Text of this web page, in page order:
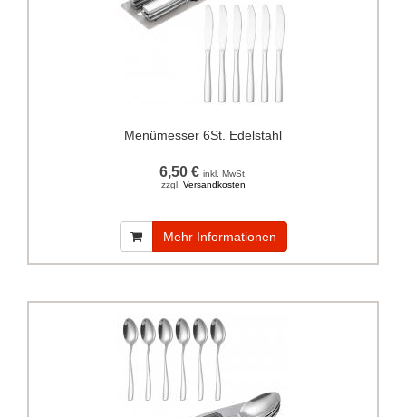
Menümesser 6St. Edelstahl
6,50 € inkl. MwSt.
zzgl. Versandkosten
Mehr Informationen